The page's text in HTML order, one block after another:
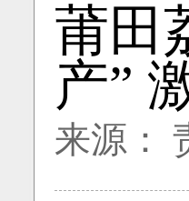
莆田
产”
来源：